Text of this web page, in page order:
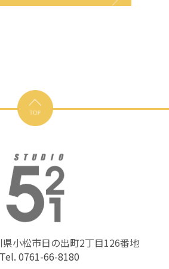
小松市日の出町2丁目126番地
Tel. 0761-66-8180